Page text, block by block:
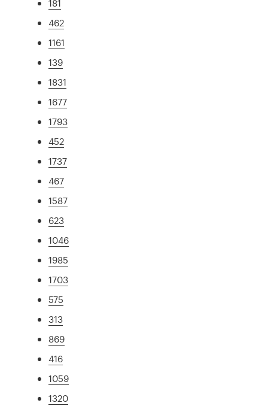
181
462
1161
139
1831
1677
1793
452
1737
467
1587
623
1046
1985
1703
575
313
869
416
1059
1320